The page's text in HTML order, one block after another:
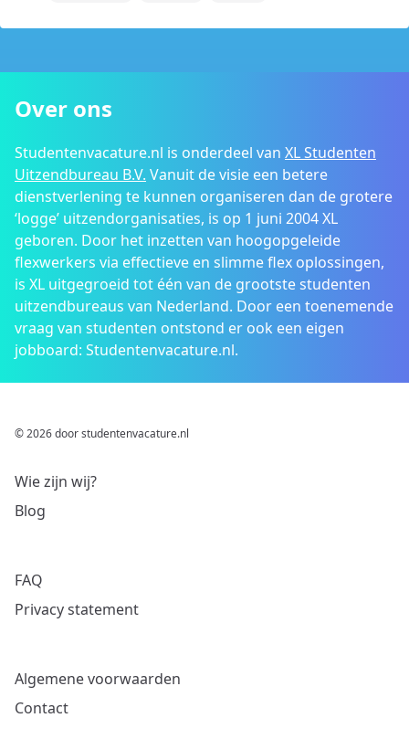
Over ons
Studentenvacature.nl is onderdeel van XL Studenten
Uitzendbureau B.V. Vanuit de visie een betere
dienstverlening te kunnen organiseren dan de grotere
‘logge’ uitzendorganisaties, is op 1 juni 2004 XL
geboren. Door het inzetten van hoogopgeleide
flexwerkers via effectieve en slimme flex oplossingen,
is XL uitgegroeid tot één van de grootste studenten
uitzendbureaus van Nederland. Door een toenemende
vraag van studenten ontstond er ook een eigen
jobboard: Studentenvacature.nl.
© 2026 door studentenvacature.nl
Wie zijn wij?
Blog
FAQ
Privacy statement
Algemene voorwaarden
Contact